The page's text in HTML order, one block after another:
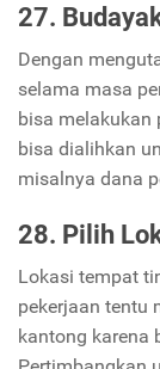
27.
Dengan
selama masa
bisa melakukan
bisa dialihkan
misalnya dana
28. Pilih
Lokasi tempat
pekerjaan tentu
kantong karena